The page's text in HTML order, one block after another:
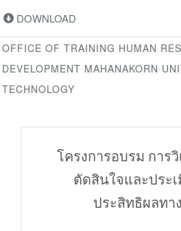
DOWNLOAD
OFFICE OF TRAINING HUMAN
DEVELOPMENT MAHANAKORN
TECHNOLOGY
โครงการอบรม การ
ตัดสินใจและประ
ประสิทธิผลทา